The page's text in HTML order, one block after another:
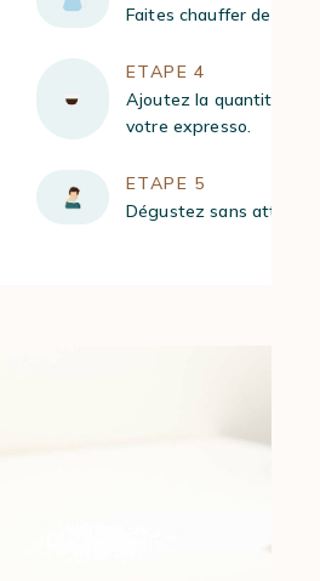
Faites chauffer de l’eau
ETAPE 4
Ajoutez la quantité
votre expresso.
ETAPE 5
Dégustez sans attendre !